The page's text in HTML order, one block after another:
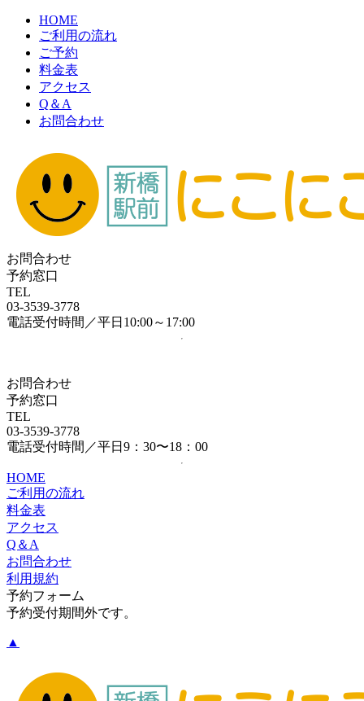
HOME
ご利用の流れ
ご予約
料金表
アクセス
Q＆A
お問合わせ
お問合わせ
予約窓口
TEL
03-3539-3778
電話受付時間／平日10:00～17:00
お問合わせ
予約窓口
TEL
03-3539-3778
電話受付時間／平日9：30〜18：00
HOME
ご利用の流れ
料金表
アクセス
Q＆A
お問合わせ
利用規約
予約フォーム
予約受付期間外です。
▲